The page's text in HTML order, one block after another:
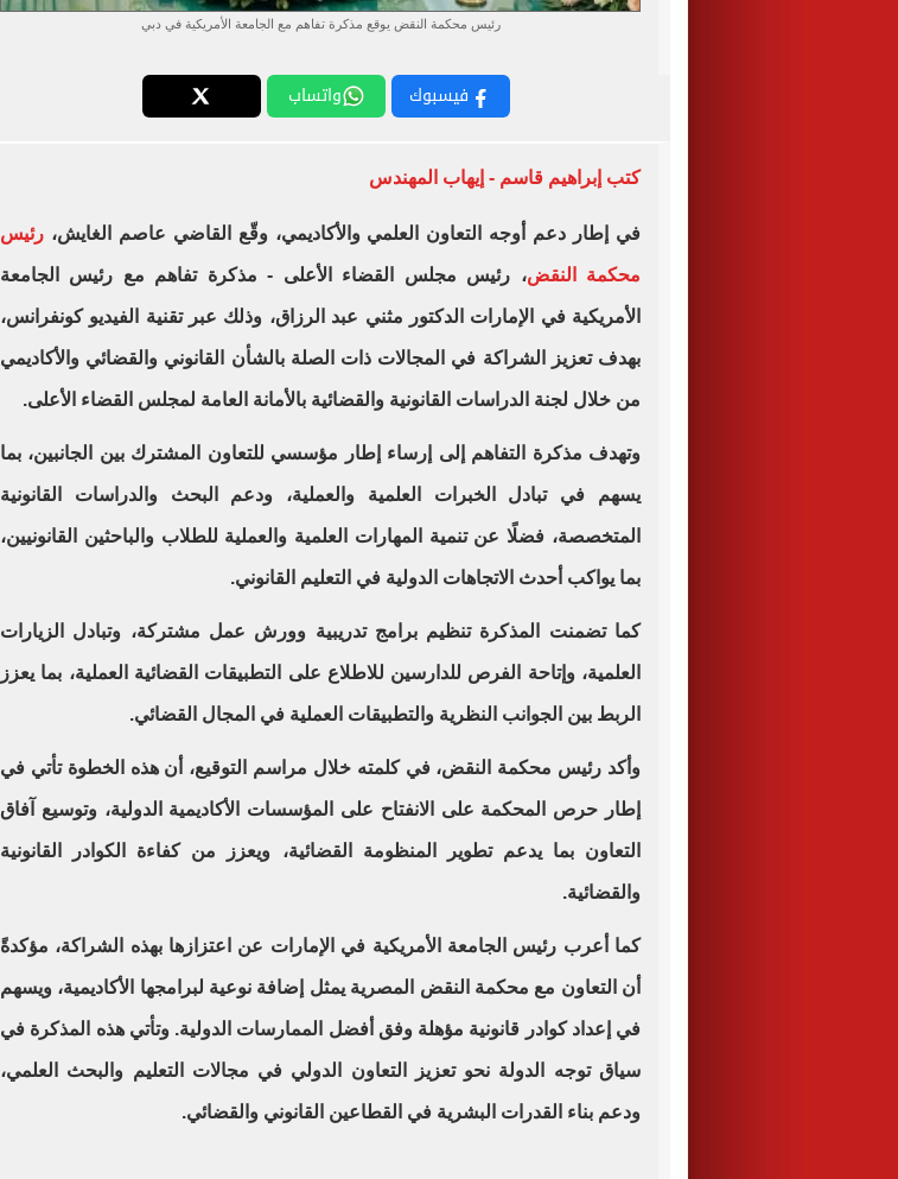
رئيس محكمة النقض يوقع مذكرة تفاهم مع الجامعة الأمريكية في دبي
فيسبوك واتساب
كتب إبراهيم قاسم - إيهاب المهندس
في إطار دعم أوجه التعاون العلمي والأكاديمي، وقّع القاضي عاصم الغايش، رئيس
محكمة النقض، رئيس مجلس القضاء الأعلى - مذكرة تفاهم مع رئيس الجامعة
الأمريكية في الإمارات الدكتور مثني عبد الرزاق، وذلك عبر تقنية الفيديو كونفرانس،
بهدف تعزيز الشراكة في المجالات ذات الصلة بالشأن القانوني والقضائي والأكاديمي
من خلال لجنة الدراسات القانونية والقضائية بالأمانة العامة لمجلس القضاء الأعلى.
وتهدف مذكرة التفاهم إلى إرساء إطار مؤسسي للتعاون المشترك بين الجانبين، بما
يسهم في تبادل الخبرات العلمية والعملية، ودعم البحث والدراسات القانونية
المتخصصة، فضلًا عن تنمية المهارات العلمية والعملية للطلاب والباحثين القانونيين،
بما يواكب أحدث الاتجاهات الدولية في التعليم القانوني.
كما تضمنت المذكرة تنظيم برامج تدريبية وورش عمل مشتركة، وتبادل الزيارات
العلمية، وإتاحة الفرص للدارسين للاطلاع على التطبيقات القضائية العملية، بما يعزز
الربط بين الجوانب النظرية والتطبيقات العملية في المجال القضائي.
وأكد رئيس محكمة النقض، في كلمته خلال مراسم التوقيع، أن هذه الخطوة تأتي في
إطار حرص المحكمة على الانفتاح على المؤسسات الأكاديمية الدولية، وتوسيع آفاق
التعاون بما يدعم تطوير المنظومة القضائية، ويعزز من كفاءة الكوادر القانونية
والقضائية.
كما أعرب رئيس الجامعة الأمريكية في الإمارات عن اعتزازها بهذه الشراكة، مؤكدةً
أن التعاون مع محكمة النقض المصرية يمثل إضافة نوعية لبرامجها الأكاديمية، ويسهم
في إعداد كوادر قانونية مؤهلة وفق أفضل الممارسات الدولية. وتأتي هذه المذكرة في
سياق توجه الدولة نحو تعزيز التعاون الدولي في مجالات التعليم والبحث العلمي،
ودعم بناء القدرات البشرية في القطاعين القانوني والقضائي.